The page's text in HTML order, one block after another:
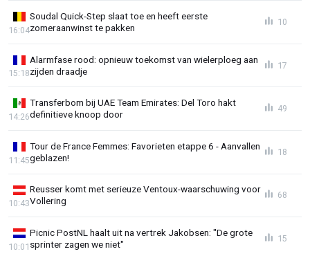
Soudal Quick-Step slaat toe en heeft eerste
zomeraanwinst te pakken
16:04
10
Alarmfase rood: opnieuw toekomst van wielerploeg aan
zijden draadje
15:18
17
Transferbom bij UAE Team Emirates: Del Toro hakt
definitieve knoop door
14:26
49
Tour de France Femmes: Favorieten etappe 6 - Aanvallen
geblazen!
11:45
18
Reusser komt met serieuze Ventoux-waarschuwing voor
Vollering
10:43
68
Picnic PostNL haalt uit na vertrek Jakobsen: "De grote
sprinter zagen we niet"
10:01
15